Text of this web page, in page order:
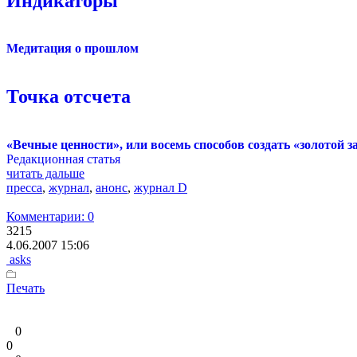
Медитация о прошлом
Точка отсчета
«Вечные ценности», или восемь способов создать «золотой
Редакционная статья
читать дальше
пресса, журнал, анонс, журнал D
Комментарии: 0
3215
4.06.2007 15:06
asks
Печать
0
0